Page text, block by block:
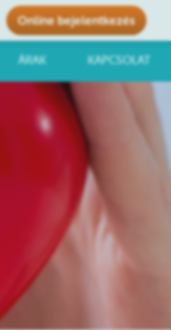
Online bejelentkezés
ÁRAK KAPCSOLAT